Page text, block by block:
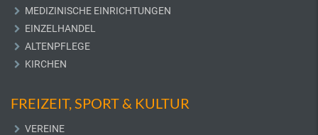
MEDIZINISCHE EINRICHTUNGEN
EINZELHANDEL
ALTENPFLEGE
KIRCHEN
FREIZEIT, SPORT & KULTUR
VEREINE